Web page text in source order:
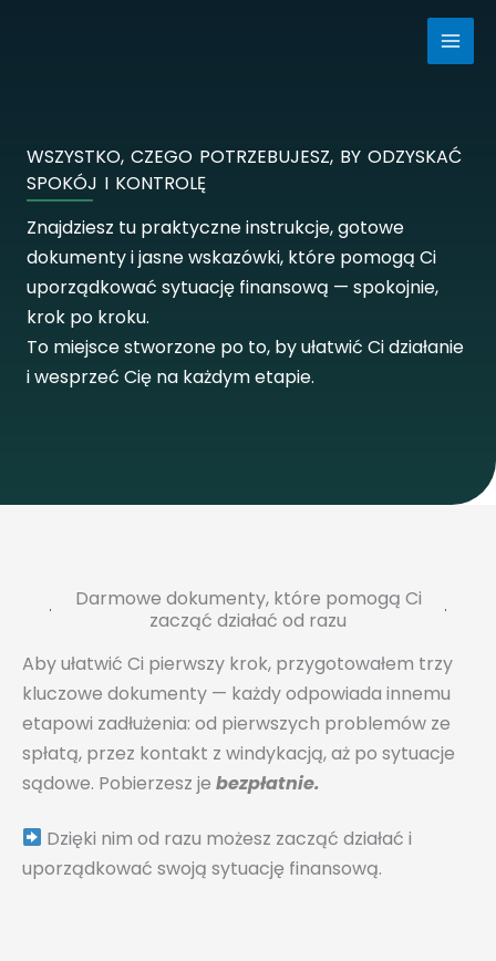
WSZYSTKO, CZEGO POTRZEBUJESZ, BY ODZYSKAĆ
SPOKÓJ I KONTROLĘ
Znajdziesz tu praktyczne instrukcje, gotowe
dokumenty i jasne wskazówki, które pomogą Ci
uporządkować sytuację finansową — spokojnie,
krok po kroku.
To miejsce stworzone po to, by ułatwić Ci działanie
i wesprzeć Cię na każdym etapie.
Darmowe dokumenty, które pomogą Ci
zacząć działać od razu
Aby ułatwić Ci pierwszy krok, przygotowałem trzy
kluczowe dokumenty — każdy odpowiada innemu
etapowi zadłużenia: od pierwszych problemów ze
spłatą, przez kontakt z windykacją, aż po sytuacje
sądowe. Pobierzesz je bezpłatnie.
Dzięki nim od razu możesz zacząć działać i
uporządkować swoją sytuację finansową.